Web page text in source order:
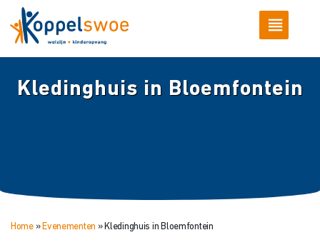
Kledinghuis in Bloemfontein
Home» Evenementen » Kledinghuis in Bloemfontein